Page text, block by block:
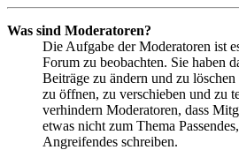
Was sind Moderatoren?
Die Aufgabe der Moderatoren ist
Forum zu beobachten. Sie haben
Beiträge zu ändern und zu
zu öffnen, zu verschieben und zu
verhindern Moderatoren, dass
etwas nicht zum Thema
Angreifendes schreiben.